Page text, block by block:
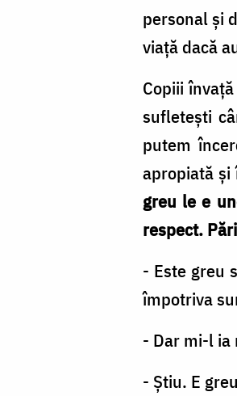
personal și
viață dacă
Copiii
sufletești
putem
apropiată și
greu le e
respect.
- Este greu
împotriva
- Dar mi-l ia
- Știu. E